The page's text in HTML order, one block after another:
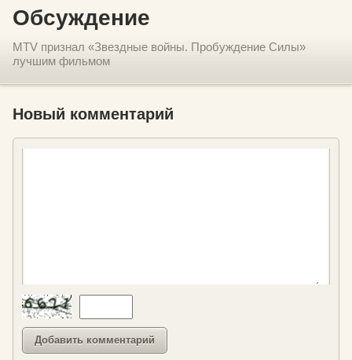
Обсуждение
MTV признал «Звездные войны. Пробуждение Силы»
лучшим фильмом
Новый комментарий